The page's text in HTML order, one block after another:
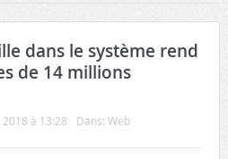
dans le système rend
de 14 millions
à 13:28 Dans: Web